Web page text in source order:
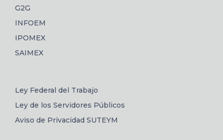
G2G
INFOEM
IPOMEX
SAIMEX
Ley Federal del Trabajo
Ley de los Servidores Públicos
Aviso de Privacidad SUTEYM